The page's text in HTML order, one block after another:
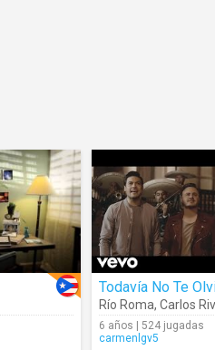
Todavía No Te
Río Roma, Carlos
6 años | 524 jugadas
carmenlgv5